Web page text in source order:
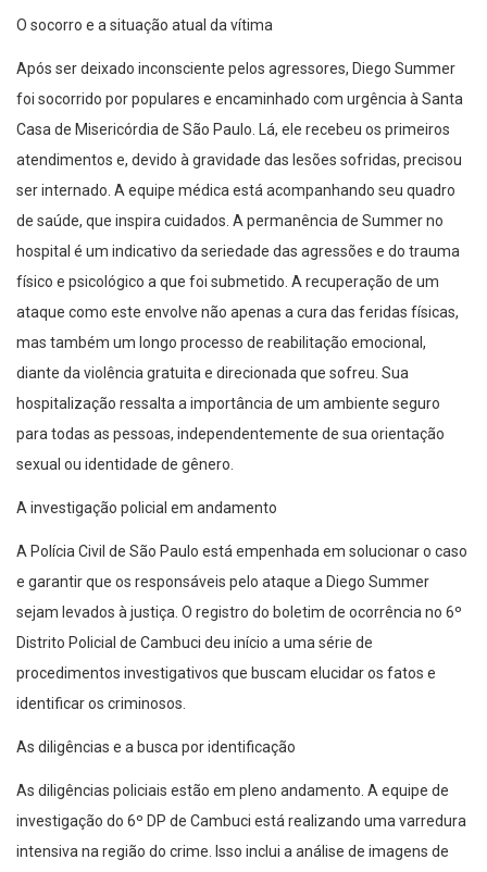
O socorro e a situação atual da vítima
Após ser deixado inconsciente pelos agressores, Diego Summer
foi socorrido por populares e encaminhado com urgência à Santa
Casa de Misericórdia de São Paulo. Lá, ele recebeu os primeiros
atendimentos e, devido à gravidade das lesões sofridas, precisou
ser internado. A equipe médica está acompanhando seu quadro
de saúde, que inspira cuidados. A permanência de Summer no
hospital é um indicativo da seriedade das agressões e do trauma
físico e psicológico a que foi submetido. A recuperação de um
ataque como este envolve não apenas a cura das feridas físicas,
mas também um longo processo de reabilitação emocional,
diante da violência gratuita e direcionada que sofreu. Sua
hospitalização ressalta a importância de um ambiente seguro
para todas as pessoas, independentemente de sua orientação
sexual ou identidade de gênero.
A investigação policial em andamento
A Polícia Civil de São Paulo está empenhada em solucionar o caso
e garantir que os responsáveis pelo ataque a Diego Summer
sejam levados à justiça. O registro do boletim de ocorrência no 6º
Distrito Policial de Cambuci deu início a uma série de
procedimentos investigativos que buscam elucidar os fatos e
identificar os criminosos.
As diligências e a busca por identificação
As diligências policiais estão em pleno andamento. A equipe de
investigação do 6º DP de Cambuci está realizando uma varredura
intensiva na região do crime. Isso inclui a análise de imagens de